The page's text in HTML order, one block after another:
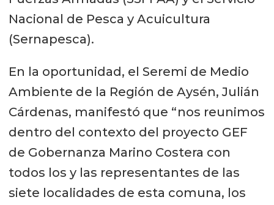
Nacional de Pesca y Acuicultura
(Sernapesca).
En la oportunidad, el Seremi de Medio
Ambiente de la Región de Aysén, Julián
Cárdenas, manifestó que “nos reunimos
dentro del contexto del proyecto GEF
de Gobernanza Marino Costera con
todos los y las representantes de las
siete localidades de esta comuna, los